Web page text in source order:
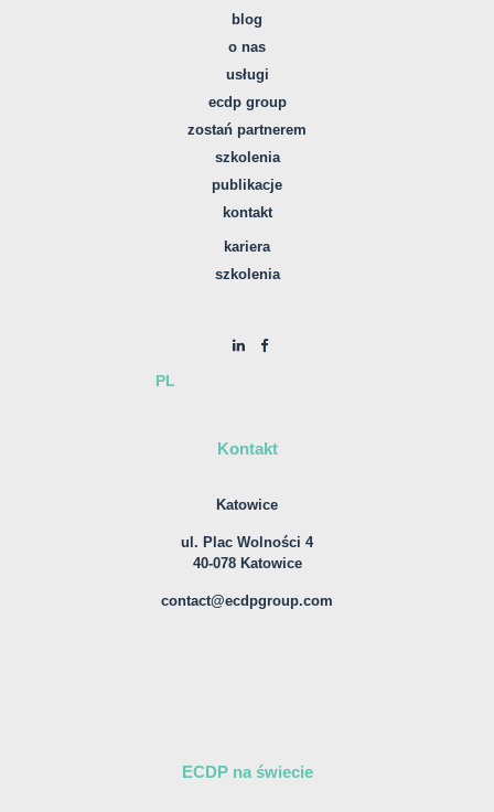
blog
o nas
usługi
ecdp group
zostań partnerem
szkolenia
publikacje
kontakt
kariera
szkolenia
PL
Kontakt
Katowice
ul. Plac Wolności 4
40-078 Katowice
contact@ecdpgroup.com
ECDP na świecie